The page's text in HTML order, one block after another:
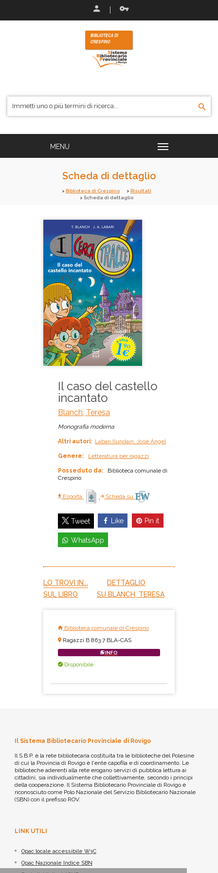
Scheda di dettaglio
Biblioteca di Crespino
Risultati
Scheda di dettaglio
Il caso del castello
incantato
Blanch, Teresa
Monografia moderna
Altri autori: Labari Ilundain, José Ángel
Genere: Letteratura per ragazzi
Posseduto da:
Biblioteca comunale di
Crespino
Esporta Scheda su
Tweet Like Pin it
WhatsApp
LO TROVI IN...
DETTAGLIO
SUL LIBRO
SU BLANCH, TERESA
Biblioteca comunale di Crespino
Ragazzi B 863.7 BLA-CAS
INFO
Disponibile
Il Sistema Bibliotecario Provinciale di Rovigo
Il S.B.P. è la rete bibliotecaria costituita tra le biblioteche del Polesine
di cui la Provincia di Rovigo è l'ente capofila e di coordinamento. Le
biblioteche aderenti alla rete erogano servizi di pubblica lettura ai
cittadini, sia individualmente che collettivamente, secondo i principi
della cooperazione. Il Sistema Bibliotecario Provinciale di Rovigo è
riconosciuto come Polo Nazionale del Servizio Bibliotecario Nazionale
(SBN) con il prefisso ROV.
LINK UTILI
Opac locale accessibile W3C
Opac Nazionale Indice SBN